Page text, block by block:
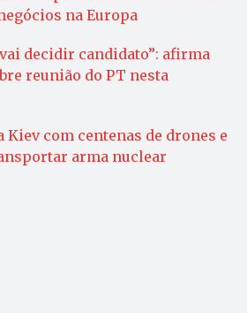
na Europa
decidir candidato”: afirma
reunião do PT nesta
Kiev com centenas de drones e
arma nuclear